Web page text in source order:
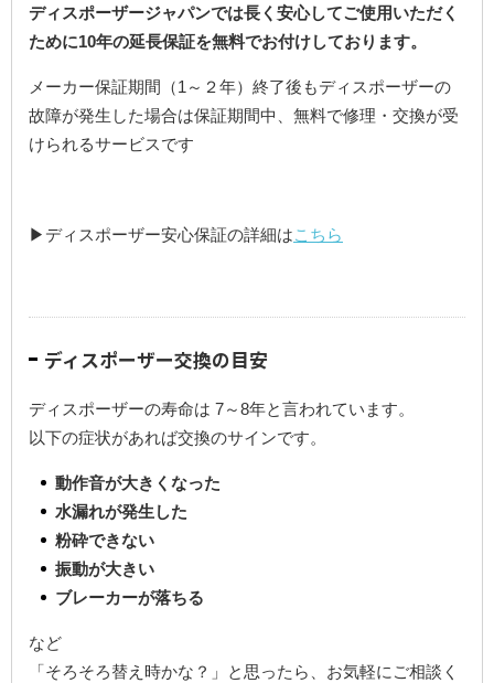
ディスポーザージャパンでは長く安心してご使用いただく
ために10年の延長保証を無料でお付けしております。
メーカー保証期間（1～２年）終了後もディスポーザーの
故障が発生した場合は保証期間中、無料で修理・交換が受
けられるサービスです
▶ディスポーザー安心保証の詳細はこちら
ディスポーザー交換の目安
ディスポーザーの寿命は 7～8年と言われています。
以下の症状があれば交換のサインです。
動作音が大きくなった
水漏れが発生した
粉砕できない
振動が大きい
ブレーカーが落ちる
など
「そろそろ替え時かな？」と思ったら、お気軽にご相談く